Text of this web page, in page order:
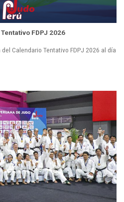
FDPJ 2026
Calendario Tentativo FDPJ 2026 al día